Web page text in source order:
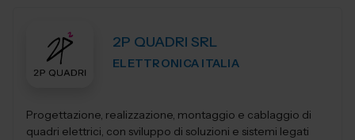
2P QUADRI SRL
ELETTRONICA ITALIA
Progettazione, realizzazione, montaggio e cablaggio di
quadri elettrici, con sviluppo di soluzioni e sistemi legati